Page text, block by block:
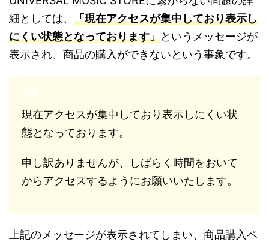
細としては、 「現在アクセスが集中しており表示し
にくい状態となっております」というメッセージが
表示され、商品の購入ができないという事象です。
現在アクセスが集中しており表示しにくい状
態となっております。
申し訳ありませんが、しばらく時間をおいて
からアクセスするようにお願いいたします。
上記のメッセージが表示されてしまい、商品購入ペ